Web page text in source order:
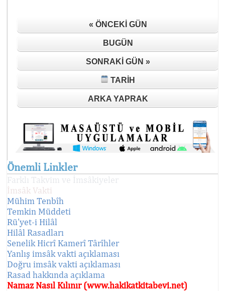
« ÖNCEKI GÜN
BUGÜN
SONRAKI GÜN »
TARIH
ARKA YAPRAK
Önemli Linkler
Farklı Takvim ve İmsâkiyeler
İmsâk Vakti
Mühim Tenbîh
Temkin Müddeti
Rü'yet-i Hilâl
Hilâl Rasadları
Senelik Hicrî Kamerî Târîhler
Yanlış imsâk vakti açıklaması
Doğru imsâk vakti açıklaması
Rasad hakkında açıklama
Namaz Nasıl Kılınır (www.hakikatkitabevi.net)